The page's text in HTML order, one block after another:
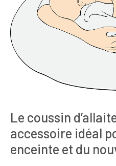
Le coussin
accessoire idéal
enceinte et du